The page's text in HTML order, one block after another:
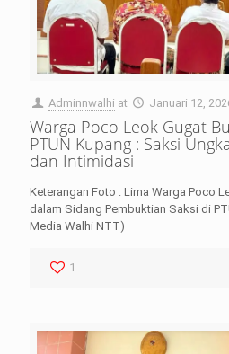
Adminnwalhi at Januari 12,
Warga Poco Leok Gugat
PTUN Kupang : Saksi
dan Intimidasi
Keterangan Foto : Lima Warga Poco
dalam Sidang Pembuktian Saksi di
Media Walhi NTT)
1